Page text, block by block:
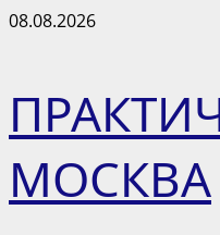
Перейти
08.08.2026
МОСКВА